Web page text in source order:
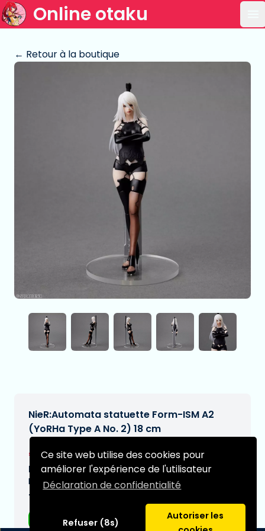
Ce site web utilise des cookies pour
améliorer l'expérience de l'utilisateur
Déclaration de confidentialité
Refuser (8s)
Autoriser les
Online otaku
← Retour à la boutique
NieR:Automata statuette Form-ISM A2
(YoRHa Type A No. 2) 18 cm
€45,99 [Sous réserve de modifications]
Date de livraison prévue:
N/A
Type:
Figurines d'anime